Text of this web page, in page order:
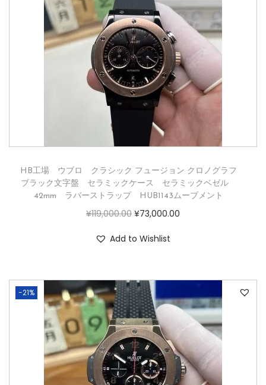
HB工場 ウブロ クラシック フュージョン クロノグラフ
ブラック文字盤 セラミックケース セラミックベゼル
42mm ラバーストラップ HUB1143ムーブメント
¥119,000.00 ¥73,000.00
Add to Wishlist
-21%